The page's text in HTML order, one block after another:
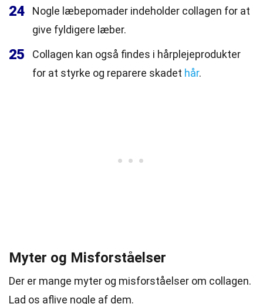
24
Nogle læbepomader indeholder collagen for at
give fyldigere læber.
25
Collagen kan også findes i hårplejeprodukter
for at styrke og reparere skadet hår.
Myter og Misforståelser
Der er mange myter og misforståelser om collagen.
Lad os aflive nogle af dem.